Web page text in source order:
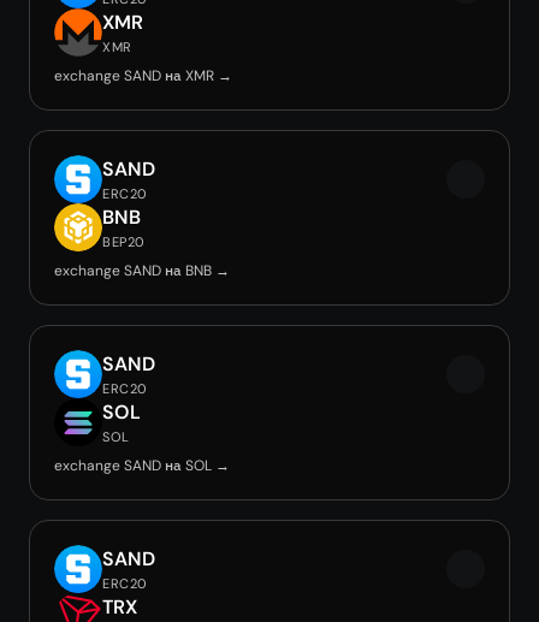
XMR
XMR
exchange SAND на XMR →
SAND
ERC20
BNB
BEP20
exchange SAND на BNB →
SAND
ERC20
SOL
SOL
exchange SAND на SOL →
SAND
ERC20
TRX